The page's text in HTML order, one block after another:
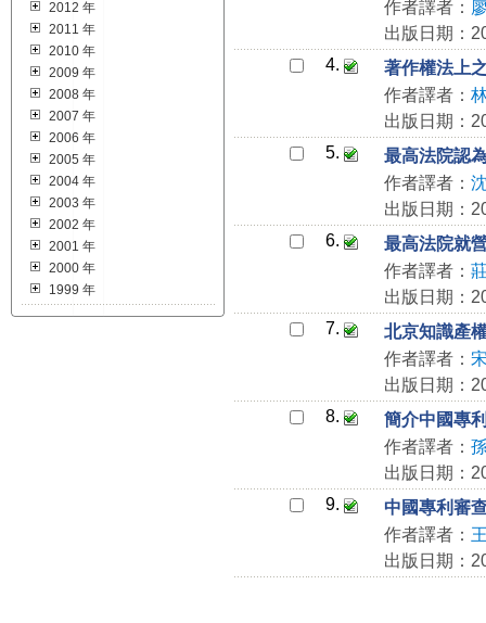
2012 年
2011 年
2010 年
2009 年
2008 年
2007 年
2006 年
2005 年
2004 年
2003 年
2002 年
2001 年
2000 年
1999 年
作者譯者：
出版日期：
4.
著作權法上
作者譯者：
出版日期：
5.
最高法院認
作者譯者：
出版日期：
6.
最高法院就
作者譯者：
出版日期：
7.
北京知識產
作者譯者：
出版日期：
8.
簡介中國專
作者譯者：
出版日期：
9.
中國專利審
作者譯者：
出版日期：